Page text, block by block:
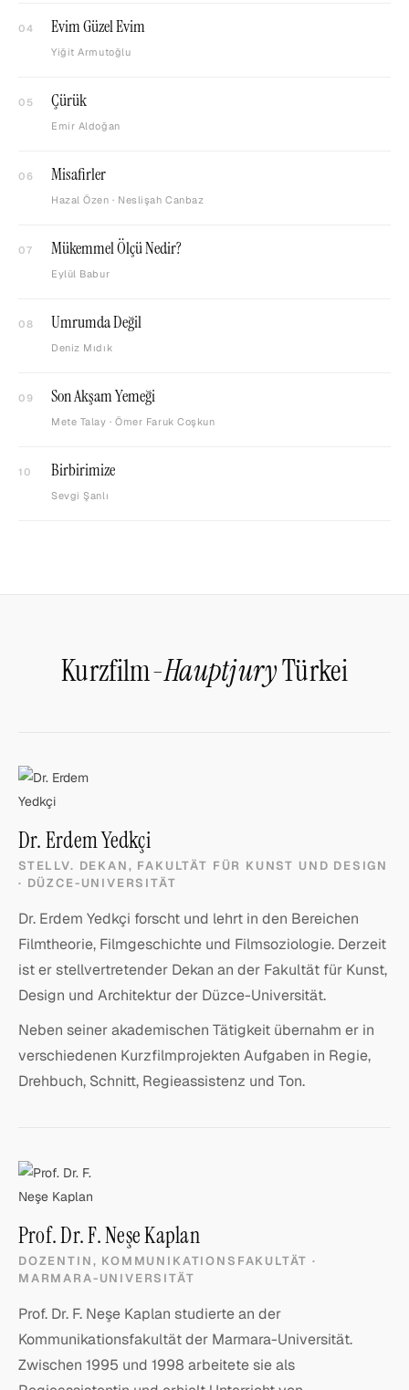
04 Evim Güzel Evim
Yiğit Armutoğlu
05 Çürük
Emir Aldoğan
06 Misafirler
Hazal Özen · Neslişah Canbaz
07 Mükemmel Ölçü Nedir?
Eylül Babur
08 Umrumda Değil
Deniz Mıdık
09 Son Akşam Yemeği
Mete Talay · Ömer Faruk Coşkun
10 Birbirimize
Sevgi Şanlı
Kurzfilm-HauptjuryTürkei
Dr. Erdem Yedkçi
STELLV. DEKAN, FAKULTÄT FÜR KUNST UND DESIGN
· DÜZCE-UNIVERSITÄT
Dr. Erdem Yedkçi forscht und lehrt in den Bereichen
Filmtheorie, Filmgeschichte und Filmsoziologie. Derzeit
ist er stellvertretender Dekan an der Fakultät für Kunst,
Design und Architektur der Düzce-Universität.
Neben seiner akademischen Tätigkeit übernahm er in
verschiedenen Kurzfilmprojekten Aufgaben in Regie,
Drehbuch, Schnitt, Regieassistenz und Ton.
Prof. Dr. F. Neşe Kaplan
DOZENTIN, KOMMUNIKATIONSFAKULTÄT ·
MARMARA-UNIVERSITÄT
Prof. Dr. F. Neşe Kaplan studierte an der
Kommunikationsfakultät der Marmara-Universität.
Zwischen 1995 und 1998 arbeitete sie als